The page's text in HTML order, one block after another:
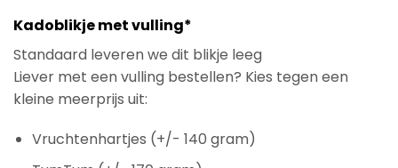
Kadoblikje met vulling*
Standaard leveren we dit blikje leeg
Liever met een vulling bestellen? Kies tegen een
kleine meerprijs uit:
Vruchtenhartjes (+/- 140 gram)